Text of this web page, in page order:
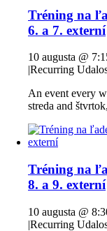
Tréning na
6. a 7. externí
10 augusta @
|Recurring
An event every
streda and
Tréning na
8. a 9. externí
10 augusta @
|Recurring